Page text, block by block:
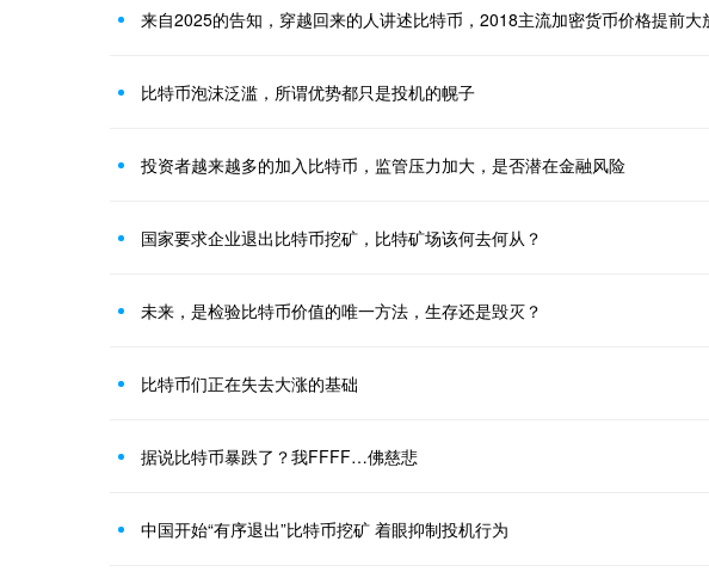
比特币泡沫泛滥，所谓优势都只是投机的幌子
投资者越来越多的加入比特币，监管压力加大，是否潜在金融风险
国家要求企业退出比特币挖矿，比特矿场该何去何从？
未来，是检验比特币价值的唯一方法，生存还是毁灭？
比特币们正在失去大涨的基础
据说比特币暴跌了？我FFFF…佛慈悲
中国开始“有序退出”比特币挖矿 着眼抑制投机行为